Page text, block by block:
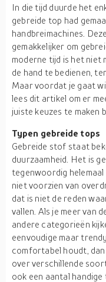
In die tijd duurde het
gebreide top had
handbreimachines.
gemakkelijker om
moderne tijd is het niet
de hand te bedienen,
Maar voordat je gaat
lees dit artikel om er
juiste keuzes te maken
Typen gebreide tops
Gebreide stof staat
duurzaamheid. Het is
tegenwoordig helemaal
niet voorzien van
dat is niet de reden
vallen. Als je meer van
andere categorieën
eenvoudige maar
comfortabel houdt,
over verschillende
ook een aantal